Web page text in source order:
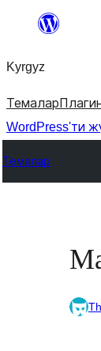
Мазмунга
Kyrgyz
Темалар
WordPress'ти
Темалар